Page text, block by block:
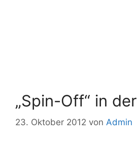
„Spin-Off“ in
23. Oktober 2012 von Admin